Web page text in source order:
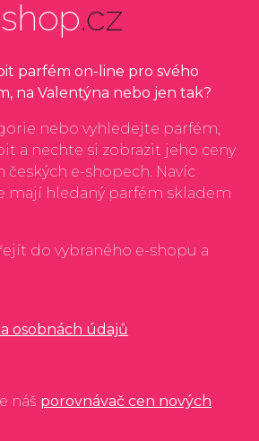
.cz
parfém on-line pro svého
na Valentýna nebo jen tak?
nebo vyhledejte parfém,
a nechte si zobrazit jeho ceny
českých e-shopech. Navíc
mají hledaný parfém skladem
do vybraného e-shopu a
osobnách údajů
náš porovnávač cen nových